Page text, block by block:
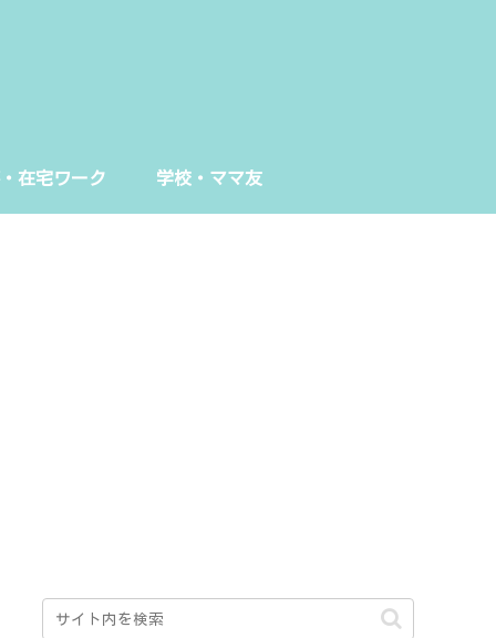
在宅ワーク 学校・ママ友